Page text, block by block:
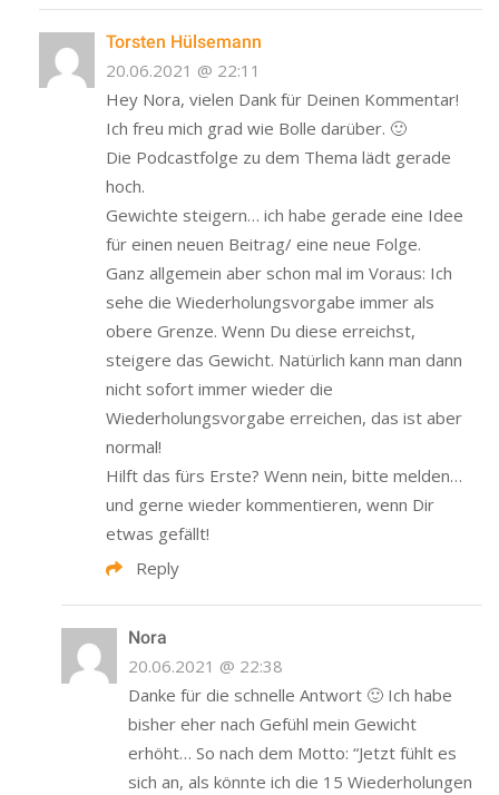
Torsten Hülsemann
20.06.2021 @ 22:11
Hey Nora, vielen Dank für Deinen Kommentar!
Ich freu mich grad wie Bolle darüber. 🙂
Die Podcastfolge zu dem Thema lädt gerade
hoch.
Gewichte steigern… ich habe gerade eine Idee
für einen neuen Beitrag/ eine neue Folge.
Ganz allgemein aber schon mal im Voraus: Ich
sehe die Wiederholungsvorgabe immer als
obere Grenze. Wenn Du diese erreichst,
steigere das Gewicht. Natürlich kann man dann
nicht sofort immer wieder die
Wiederholungsvorgabe erreichen, das ist aber
normal!
Hilft das fürs Erste? Wenn nein, bitte melden…
und gerne wieder kommentieren, wenn Dir
etwas gefällt!
Reply
Nora
20.06.2021 @ 22:38
Danke für die schnelle Antwort 🙂 Ich habe
bisher eher nach Gefühl mein Gewicht
erhöht… So nach dem Motto: “Jetzt fühlt es
sich an, als könnte ich die 15 Wiederholungen